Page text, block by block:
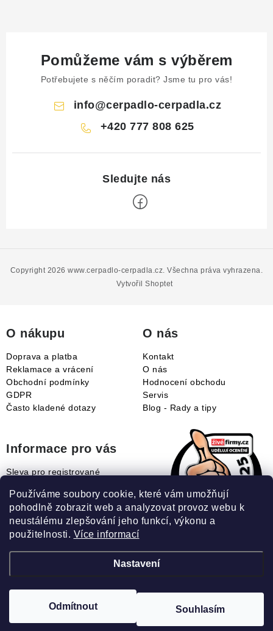
Používáme soubory cookie, které vám umožňují
pohodlně zobrazit web a analyzovat provoz webu k
neustálému zlepšování jeho funkcí, výkonu a
použitelnosti. Více informací
Nastavení
Odmítnout Souhlasím
Pomůžeme vám s výběrem
Potřebujete s něčím poradit? Jsme tu pro vás!
info@cerpadlo-cerpadla.cz
+420 777 808 625
Vytvořil Shoptet
Copyright 2026www.cerpadlo-cerpadla.cz . Všechna práva vyhrazena.
O nákupu
Doprava a platba
Reklamace a vrácení
Obchodní podmínky
GDPR
Často kladené dotazy
O nás
Kontakt
O nás
Hodnocení obchodu
Servis
Blog - Rady a tipy
Informace pro vás
Sleva pro registrované
Jak uplatnit slevový kupón?
Jak nakupovat?
Slovník pojmů
Recenze našeho eshopu: